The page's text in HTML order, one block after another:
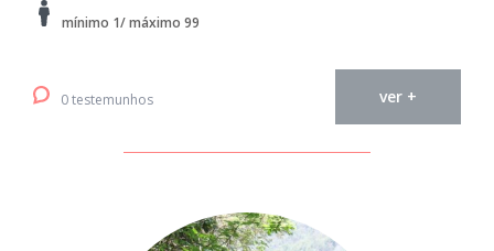
mínimo 1/ máximo 99
0 testemunhos ver +